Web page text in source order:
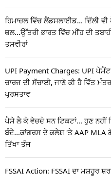
ਹਿਮਾਚਲ ਵਿੱਚ ਲੈਂਡਸਲਾਈਡ... ਦਿੱਲੀ
ਥਲ...ਉੱਤਰੀ ਭਾਰਤ ਵਿੱਚ ਮੀਂਹ ਦੀ
ਤਸਵੀਰਾਂ
UPI Payment Charges: UPI
ਚਾਰਜ ਦੀ ਸੱਚਾਈ, ਜਾਣੋ ਕੀ ਹੈ ਵਿੱਤ
ਪ੍ਰਸਤਾਵ
ਪੈਸੇ ਲੈ ਕੇ ਵੇਚਦੇ ਸਨ ਟਿਕਟਾਂ... ਹੁਣ ਨਹੀਂ
ਬੰਦੇ...ਕਾਂਗਰਸ ਦੇ ਕਲੇਸ਼ 'ਤੇ AAP MLA
ਤਿੱਖਾ ਤੰਜ
FSSAI Action: FSSAI ਦਾ ਮਸ਼ਹੂਰ